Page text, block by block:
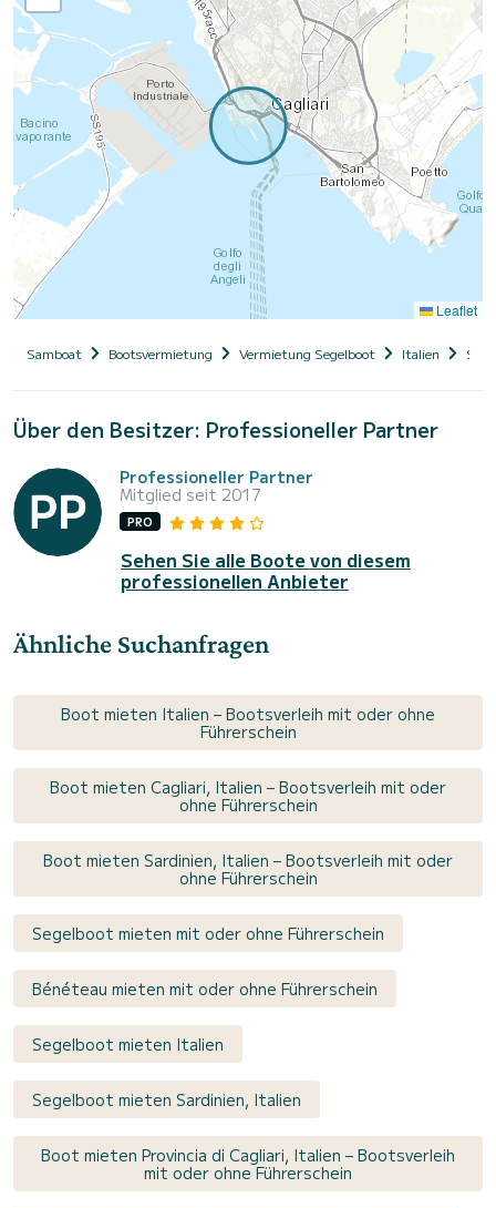
Leaflet
Samboat Bootsvermietung Vermietung Segelboot Italien
Über den Besitzer: Professioneller Partner
Professioneller Partner
Mitglied seit 2017
PRO
Sehen Sie alle Boote von diesem
professionellen Anbieter
Ähnliche Suchanfragen
Boot mieten Italien – Bootsverleih mit oder ohne
Führerschein
Boot mieten Cagliari, Italien – Bootsverleih mit oder
ohne Führerschein
Boot mieten Sardinien, Italien – Bootsverleih mit oder
ohne Führerschein
Segelboot mieten mit oder ohne Führerschein
Bénéteau mieten mit oder ohne Führerschein
Segelboot mieten Italien
Segelboot mieten Sardinien, Italien
Boot mieten Provincia di Cagliari, Italien – Bootsverleih
mit oder ohne Führerschein